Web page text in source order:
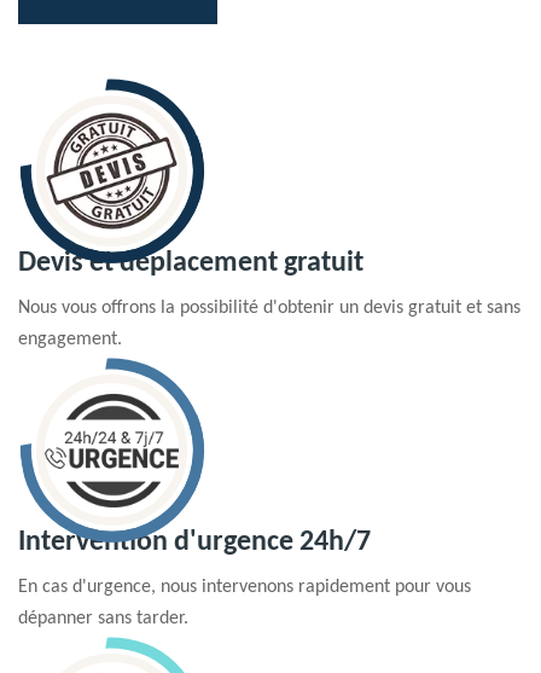
Devis et déplacement gratuit
Nous vous offrons la possibilité d'obtenir un devis gratuit et sans
engagement.
Intervention d'urgence 24h/7
En cas d'urgence, nous intervenons rapidement pour vous
dépanner sans tarder.